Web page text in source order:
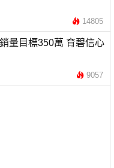
14805
量目標350萬 育碧信心
9057